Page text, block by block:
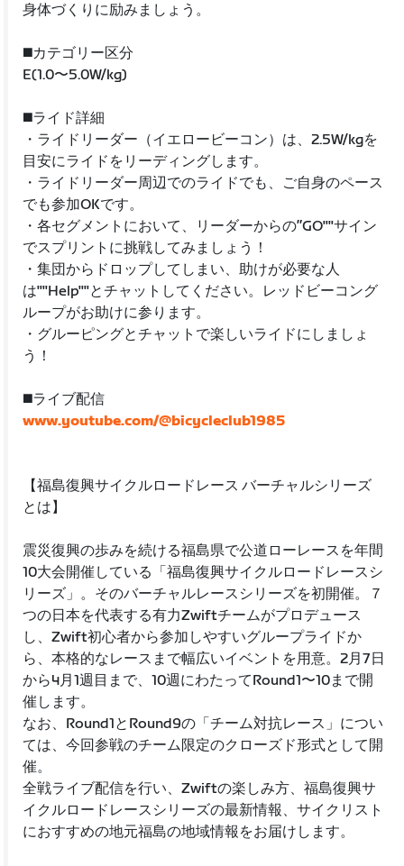
身体づくりに励みましょう。
◼️カテゴリー区分
E(1.0〜5.0W/kg)
◼️ライド詳細
・ライドリーダー（イエロービーコン）は、2.5W/kgを
目安にライドをリーディングします。
・ライドリーダー周辺でのライドでも、ご自身のペース
でも参加OKです。
・各セグメントにおいて、リーダーからの”GO""サイン
でスプリントに挑戦してみましょう！
・集団からドロップしてしまい、助けが必要な人
は""Help""とチャットしてください。レッドビーコング
ループがお助けに参ります。
・グルーピングとチャットで楽しいライドにしましょ
う！
◼️ライブ配信
www.youtube.com/@bicycleclub1985
【福島復興サイクルロードレース バーチャルシリーズ
とは】
震災復興の歩みを続ける福島県で公道ローレースを年間
10大会開催している「福島復興サイクルロードレースシ
リーズ」。そのバーチャルレースシリーズを初開催。７
つの日本を代表する有力Zwiftチームがプロデュース
し、Zwift初心者から参加しやすいグループライドか
ら、本格的なレースまで幅広いイベントを用意。2月7日
から4月1週目まで、10週にわたってRound1〜10まで開
催します。
なお、Round1とRound9の「チーム対抗レース」につい
ては、今回参戦のチーム限定のクローズド形式として開
催。
全戦ライブ配信を行い、Zwiftの楽しみ方、福島復興サ
イクルロードレースシリーズの最新情報、サイクリスト
におすすめの地元福島の地域情報をお届けします。